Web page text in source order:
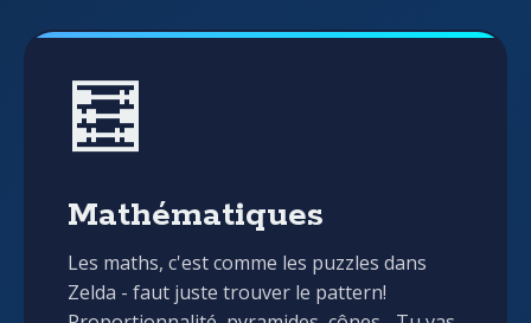
🧮
Mathématiques
Les maths, c'est comme les puzzles dans
Zelda - faut juste trouver le pattern!